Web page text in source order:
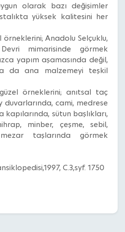
olarak bazı değişimler
yüksek kalitesini her
örneklerini; Anadolu Selçuklu,
mimarisinde görmek
yapım aşamasında değil,
da ana malzemeyi teşkil
örneklerini; anıtsal taç
duvarlarında, cami, medrese
kapılarında, sütun başlıkları,
minber, çeşme, sebil,
taşlarında görmek
C.3,syf. 1750